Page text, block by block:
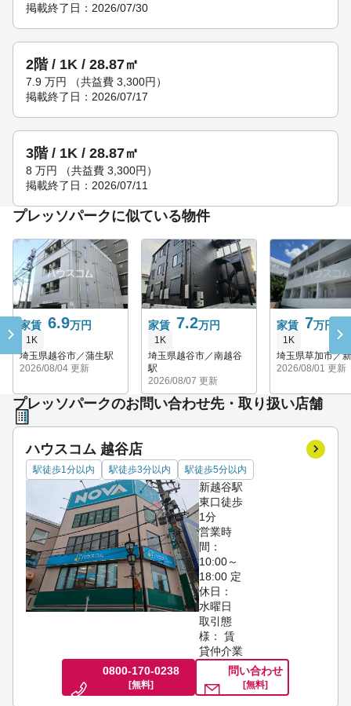
掲載終了日：2026/07/30
2階 / 1K / 28.87㎡
7.9 万円 （共益費 3,300円）
掲載終了日：2026/07/17
3階 / 1K / 28.87㎡
8 万円 （共益費 3,300円）
掲載終了日：2026/07/11
プレッソパークに似ている物件
家賃 6.9万円
1K
埼玉県越谷市／蒲生駅
2026/08/04 更新
家賃 7.2万円
1K
埼玉県越谷市／南越谷
駅
2026/08/07 更新
家賃 7万円
1K
埼玉県草加市／
2026/08/01 更新
プレッソパークのお問い合わせ先・取り扱い店舗
ハウスコム 越谷店
駅徒歩1分以内 駅徒歩3分以内 駅徒歩5分以内
新越谷駅
東口徒歩
1分
営業時
間：
10:00～
18:00 定
休日：
水曜日
取引態
様： 賃
貸仲介業
0800-170-0238
[無料]
問い合わせ
[無料]